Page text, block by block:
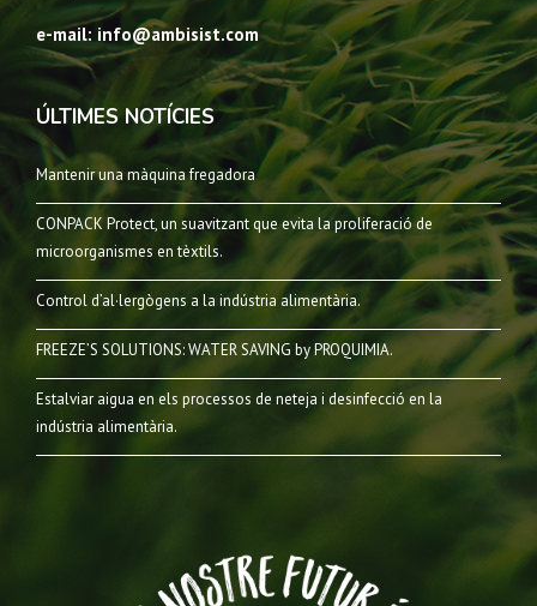
e-mail: info@ambisist.com
ÚLTIMES NOTÍCIES
Mantenir una màquina fregadora
CONPACK Protect, un suavitzant que evita la proliferació de
microorganismes en tèxtils.
Control d’al·lergògens a la indústria alimentària.
FREEZE’S SOLUTIONS: WATER SAVING by PROQUIMIA.
Estalviar aigua en els processos de neteja i desinfecció en la
indústria alimentària.